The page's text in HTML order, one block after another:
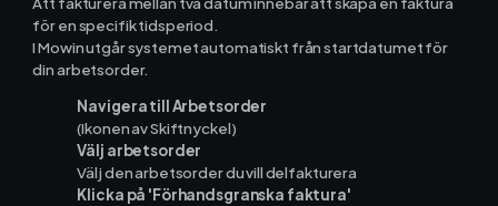
Kalkylatorer
Fortnox
för en specifik tidsperiod.
I Mowin utgår systemet automatiskt från startdatumet för
din arbetsorder.
Navigera till Arbetsorder
(Ikonen av Skiftnyckel)
Välj arbetsorder
Välj den arbetsorder du vill delfakturera
Klicka på 'Förhandsgranska faktura'